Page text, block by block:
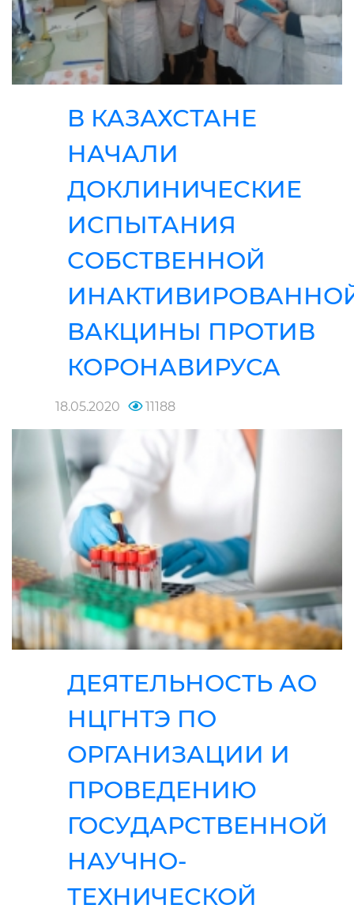
В КАЗАХСТАНЕ
НАЧАЛИ
ДОКЛИНИЧЕСКИЕ
ИСПЫТАНИЯ
СОБСТВЕННОЙ
ВАКЦИНЫ ПРОТИВ
КОРОНАВИРУСА
18.05.2020 11188
ДЕЯТЕЛЬНОСТЬ АО
НЦГНТЭ ПО
ОРГАНИЗАЦИИ И
ПРОВЕДЕНИЮ
ГОСУДАРСТВЕННОЙ
НАУЧНО-
ТЕХНИЧЕСКОЙ